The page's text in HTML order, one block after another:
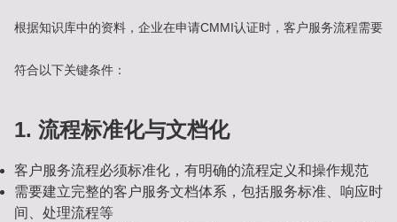
根据知识库中的资料，企业在申请CMMI认证时，客户服务流程需要
符合以下关键条件：
1. 流程标准化与文档化
客户服务流程必须标准化，有明确的流程定义和操作规范
需要建立完整的客户服务文档体系，包括服务标准、响应时
间、处理流程等